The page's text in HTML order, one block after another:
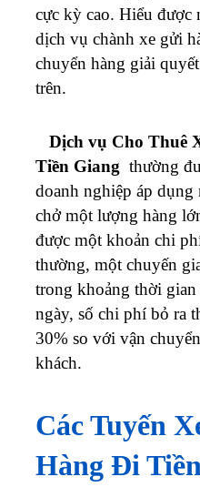
cực kỳ cao. Hiểu được
dịch vụ chành xe gửi
chuyển hàng giải
trên.
Dịch vụ Cho Thuê
Tiền Giang thường
doanh nghiệp áp
chở một lượng hàng
được một khoản chi
thường, một chuyến
trong khoảng thời
ngày, số chi phí bỏ ra
30% so với vận
khách.
Các Tuyến
Hàng Đi